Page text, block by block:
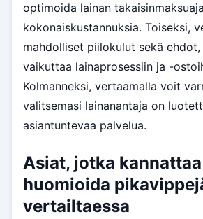
optimoida lainan
kokonaiskustannuksia. Toiseksi,
mahdolliset piilokulut sekä
vaikuttaa lainaprosessiin ja -
Kolmanneksi, vertaamalla voit
valitsemasi lainanantaja on
asiantuntevaa palvelua.
Asiat, jotka kannattaa
huomioida
vertailtaessa